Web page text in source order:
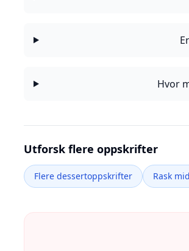
Hvor
Utforsk flere oppskrifter
Flere dessertoppskrifter Rask